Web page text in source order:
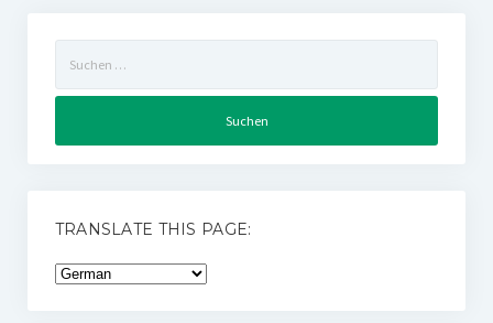
nach:
TRANSLATE THIS PAGE: